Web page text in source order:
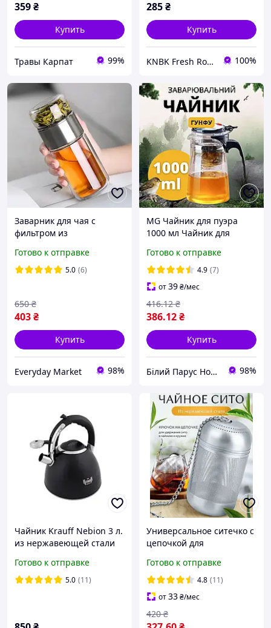
359₴
Купить
Травы Карпат 99%
285₴
Купить
KNBK Fresh Roasted Coffee & Accessories store 100%
Заварник для чая с
фильтром из
стали 18х6.5 см на 200 мл
Готово к отправке
5.0 (6)
403₴
650 ₴
Купить
Everyday Market 98%
MG Чайник для пуэра
1000 мл Чайник для
Типоды чайники Гунфу
Проливной чайник Гунфу
чайник
Готово к отправке
4.9 (7)
от39₴/мес
386.12₴
416.12 ₴
Купить
Білий Парус HoReCa та B2B комплексне обслуговування 98%
Чайник Krauff Nebion 3 л.
из нержавеющей стали
Готово к отправке
5.0 (11)
Универсальное ситечко с
цепочкой для
травяного чая и специй
из нержавеющей стали
304
Готово к отправке
4.8 (11)
от33₴/мес
420 ₴